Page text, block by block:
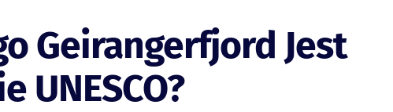
Geirangerfjord Jest
UNESCO?